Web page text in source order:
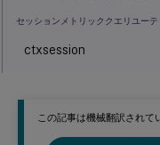
この記事は機械翻訳されて
セッションメトリッククエリユーテ
ctxsession
ctxsdcutil